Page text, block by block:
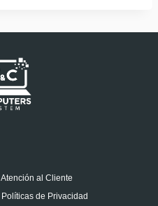
Atención al Cliente
Políticas de Privacidad